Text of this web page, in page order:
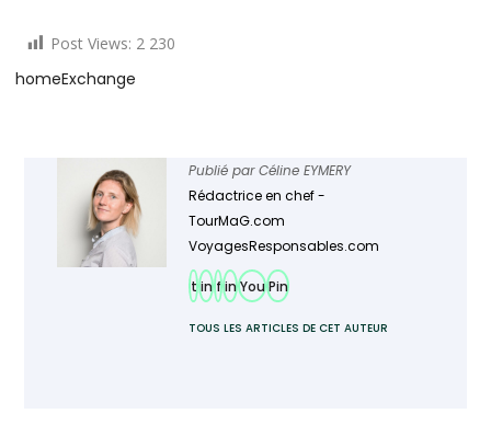
Post Views: 2 230
homeExchange
Publié parCéline EYMERY
Rédactrice en chef -
TourMaG.com
VoyagesResponsables.com
t in f in You Pin
TOUS LES ARTICLES DE CET AUTEUR